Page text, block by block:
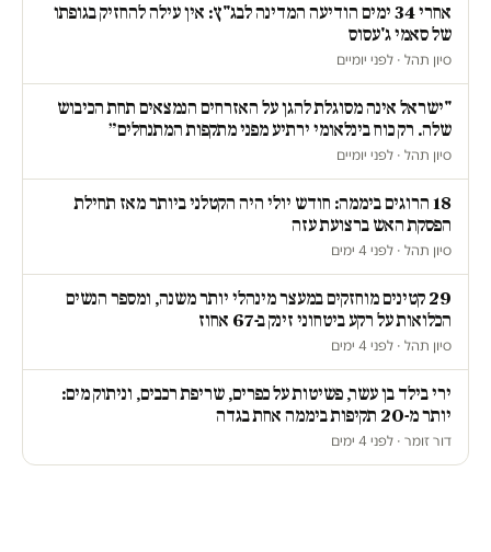
אחרי 34 ימים הודיעה המדינה לבג"ץ: אין עילה להחזיק בגופתו
של סאמי ג'עסוס
סיון תהל · לפני יומיים
"ישראל אינה מסוגלת להגן על האזרחים הנמצאים תחת הכיבוש
שלה. רק כוח בינלאומי ירתיע מפני מתקפות המתנחלים״
סיון תהל · לפני יומיים
18 הרוגים ביממה: חודש יולי היה הקטלני ביותר מאז תחילת
הפסקת האש ברצועת עזה
סיון תהל · לפני 4 ימים
29 קטינים מוחזקים במעצר מינהלי יותר משנה, ומספר הנשים
הכלואות על רקע ביטחוני זינק ב-67 אחוז
סיון תהל · לפני 4 ימים
ירי בילד בן עשר, פשיטות על כפרים, שריפת רכבים, וניתוק מים:
יותר מ-20 תקיפות ביממה אחת בגדה
דור זומר · לפני 4 ימים